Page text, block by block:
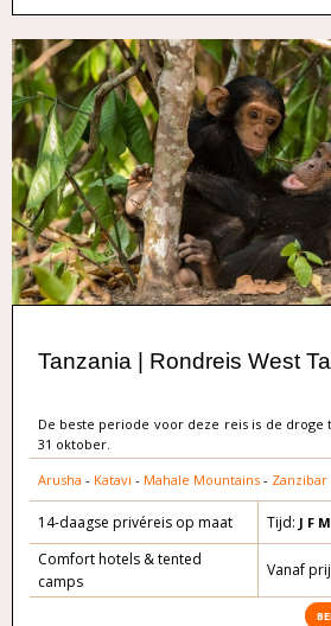
Tanzania | Rondreis West
De beste periode voor deze reis is de
31 oktober.
Arusha - Katavi - Mahale Mountains- Zanzibar
14-daagse privéreis op maat Tijd: J F M
Comfort hotels & tented
camps
Vanaf